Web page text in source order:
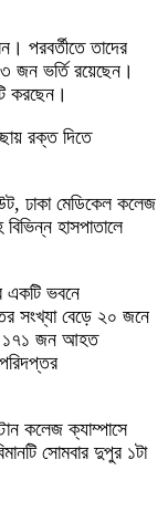
পরবর্তীতে তাদের
জন ভর্তি রয়েছেন।
করছেন।
রক্ত দিতে
ঢাকা মেডিকেল কলেজ
হাসপাতালে
একটি ভবনে
সংখ্যা বেড়ে ২০ জনে
১৭১ জন আহত
কলেজ ক্যাম্পাসে
সোমবার দুপুর ১টা